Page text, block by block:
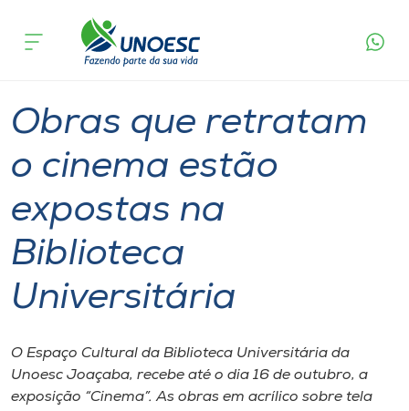
Cursos
Pesquisa
Atendimento ao Estudante
Portal de Ensino
Internacionalização
acontece
Obras que retratam
o cinema estão
expostas na
Biblioteca
Universitária
O Espaço Cultural da Biblioteca Universitária da
Unoesc Joaçaba, recebe até o dia 16 de outubro, a
exposição “Cinema”. As obras em acrílico sobre tela